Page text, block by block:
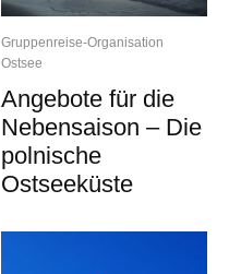
Gruppenreise-Organisation
Ostsee
Angebote für die
Nebensaison – Die
polnische
Ostseeküste